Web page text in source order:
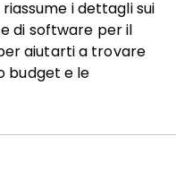
i dettagli sui
di software per il
aiutarti a trovare
budget e le